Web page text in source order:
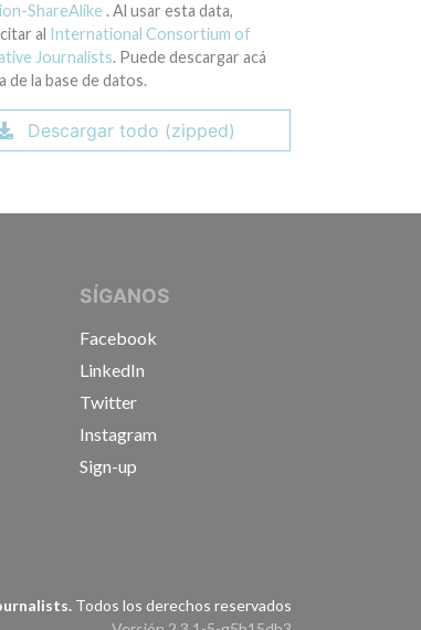
ShareAlike . Al usar esta data,
al International Consortium of
Journalists. Puede descargar acá
de la base de datos.
Descargar todo (zipped)
SÍGANOS
Facebook
LinkedIn
Twitter
Instagram
Sign-up
Todos los derechos reservados